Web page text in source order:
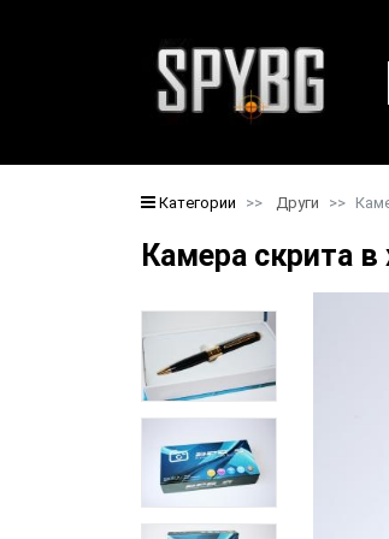
Категории Други
Камера скрита